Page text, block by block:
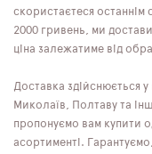
скористаєтеся останнім
2000 гривень, ми
ціна залежатиме від
Доставка здійснюється
Миколаїв, Полтаву та
пропонуємо вам купити
асортименті.